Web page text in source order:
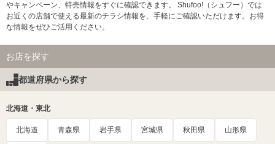
やキャンペーン、特売情報をすぐに確認できます。 Shufoo!（シュフー）では
お近くの店舗で使える最新のチラシ情報を、手軽にご確認いただけます。お得
な情報をぜひご活用ください。
お店を探す
都道府県から探す
北海道・東北
北海道 青森県 岩手県 宮城県 秋田県 山形県